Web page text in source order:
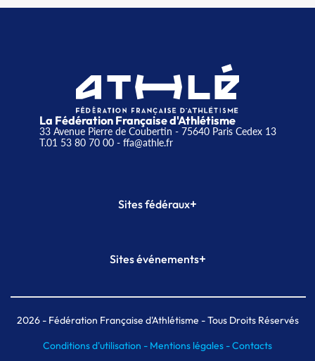
La Fédération Française d'Athlétisme
33 Avenue Pierre de Coubertin - 75640 Paris Cedex 13
T.01 53 80 70 00- ffa@athle.fr
Sites fédéraux+
Plateforme Formation
Sites événements+
Meeting de Paris indoor
MAIF Ekiden de Paris
2026- Fédération Française d'Athlétisme - Tous Droits Réservés
Conditions d'utilisation - Mentions légales -Contacts